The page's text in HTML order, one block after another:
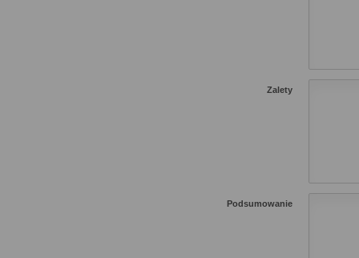
Zalety
Podsumowanie